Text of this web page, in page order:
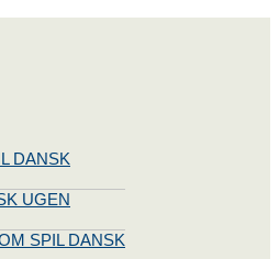
DANSK
UGEN
SPIL DANSK